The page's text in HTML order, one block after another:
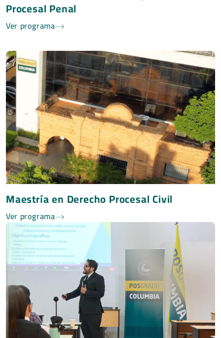
Procesal Penal
Ver programa
Maestría en Derecho Procesal Civil
Ver programa